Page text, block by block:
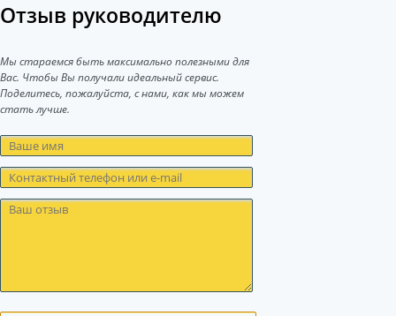
Отзыв руководителю
Мы стараемся быть максимально полезными для
Вас. Чтобы Вы получали идеальный сервис.
Поделитесь, пожалуйста, с нами, как мы можем
стать лучше.